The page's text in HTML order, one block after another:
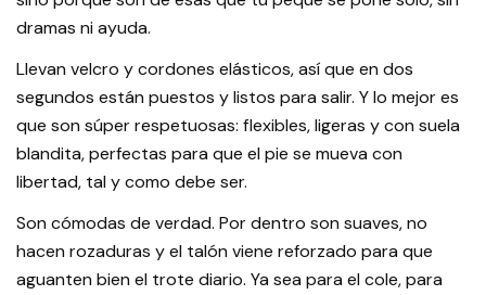
dramas ni ayuda.
Llevan velcro y cordones elásticos, así que en dos
segundos están puestos y listos para salir. Y lo mejor es
que son súper respetuosas: flexibles, ligeras y con suela
blandita, perfectas para que el pie se mueva con
libertad, tal y como debe ser.
Son cómodas de verdad. Por dentro son suaves, no
hacen rozaduras y el talón viene reforzado para que
aguanten bien el trote diario. Ya sea para el cole, para